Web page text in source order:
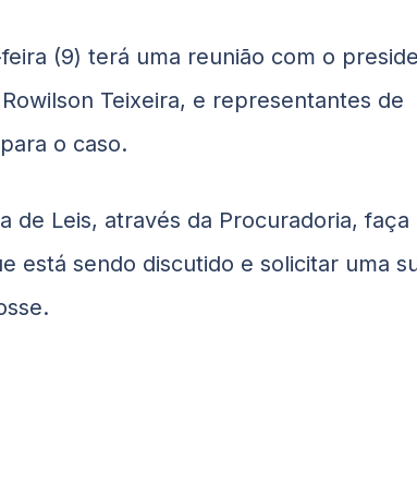
(9) terá uma reunião com o
Teixeira, e representantes de
o caso.
de Leis, através da Procuradoria, faça
está sendo discutido e solicitar uma